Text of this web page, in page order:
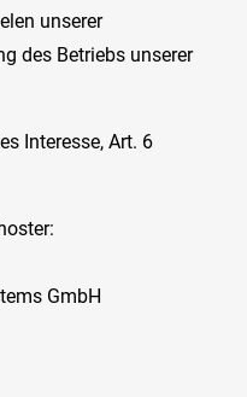
unserer
des Betriebs unserer
Interesse, Art. 6
GmbH